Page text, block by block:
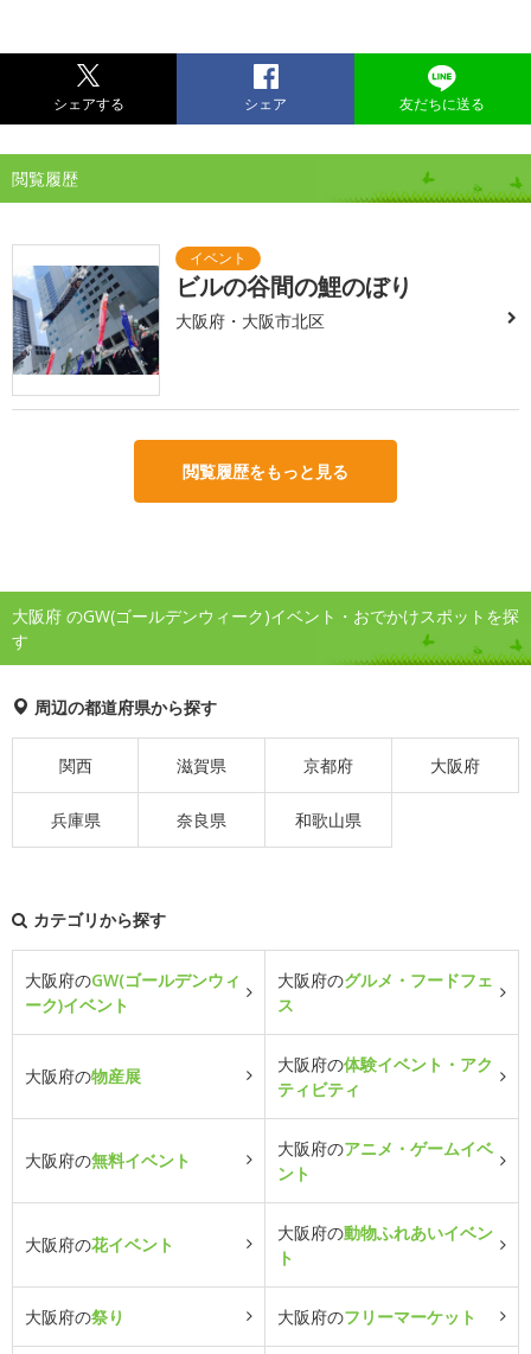
シェアする シェア 友だちに送る
閲覧履歴
ビルの谷間の鯉のぼり
大阪府・大阪市北区
閲覧履歴をもっと見る
大阪府 のGW(ゴールデンウィーク)イベント・おでかけスポットを探
す
周辺の都道府県から探す
関西 滋賀県 京都府 大阪府
兵庫県 奈良県 和歌山県
カテゴリから探す
大阪府のGW(ゴールデンウィ
ーク)イベント
大阪府のグルメ・フードフェ
ス
大阪府の物産展
大阪府の体験イベント・アク
ティビティ
大阪府の無料イベント
大阪府のアニメ・ゲームイベ
ント
大阪府の花イベント
大阪府の動物ふれあいイベン
ト
大阪府の祭り 大阪府のフリーマーケット